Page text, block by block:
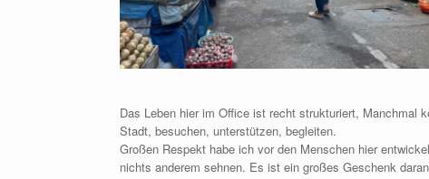
Das Leben hier im Office ist recht strukturiert, Manchmal
Stadt, besuchen, unterstützen, begleiten.
Großen Respekt habe ich vor den Menschen hier
nichts anderem sehnen. Es ist ein großes Geschenk